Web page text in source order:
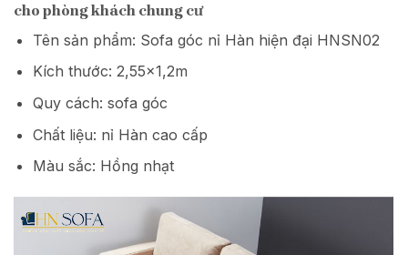
cho phòng khách chung cư
Tên sản phẩm: Sofa góc nỉ Hàn hiện đại HNSN02
Kích thước: 2,55×1,2m
Quy cách: sofa góc
Chất liệu: nỉ Hàn cao cấp
Màu sắc: Hồng nhạt